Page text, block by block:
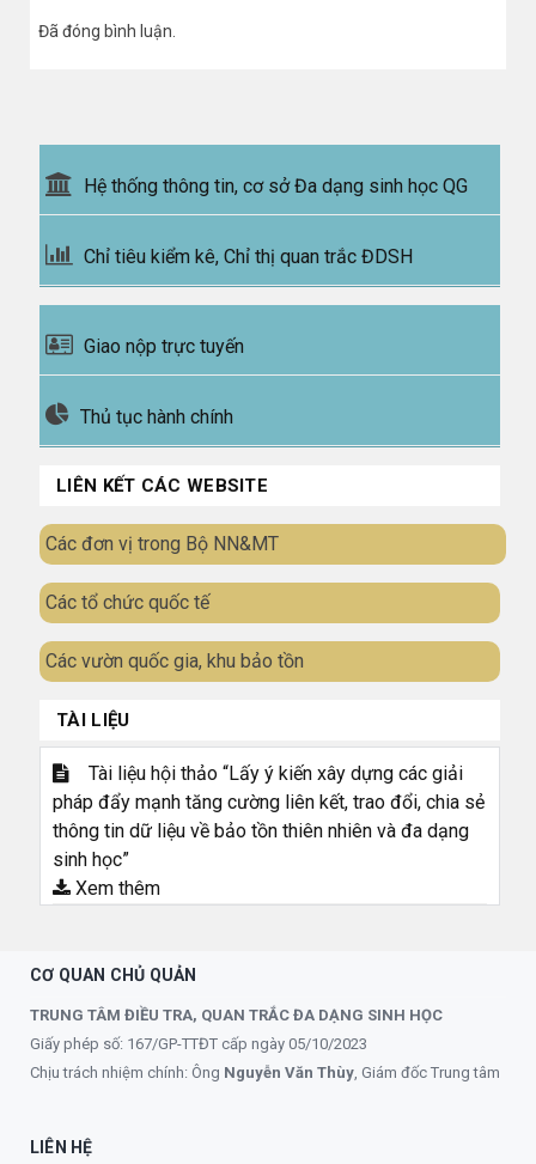
Đã đóng bình luận.
Hệ thống thông tin, cơ sở Đa dạng sinh học QG
Chỉ tiêu kiểm kê, Chỉ thị quan trắc ĐDSH
Giao nộp trực tuyến
Thủ tục hành chính
LIÊN KẾT CÁC WEBSITE
Các đơn vị trong Bộ NN&MT
Các tổ chức quốc tế
Các vườn quốc gia, khu bảo tồn
TÀI LIỆU
Tài liệu hội thảo “Lấy ý kiến xây dựng các giải
pháp đẩy mạnh tăng cường liên kết, trao đổi, chia sẻ
thông tin dữ liệu về bảo tồn thiên nhiên và đa dạng
sinh học”
Xem thêm
CƠ QUAN CHỦ QUẢN
TRUNG TÂM ĐIỀU TRA, QUAN TRẮC ĐA DẠNG SINH HỌC
Giấy phép số: 167/GP-TTĐT cấp ngày 05/10/2023
Chịu trách nhiệm chính: Ông Nguyễn Văn Thùy , Giám đốc Trung tâm
LIÊN HỆ